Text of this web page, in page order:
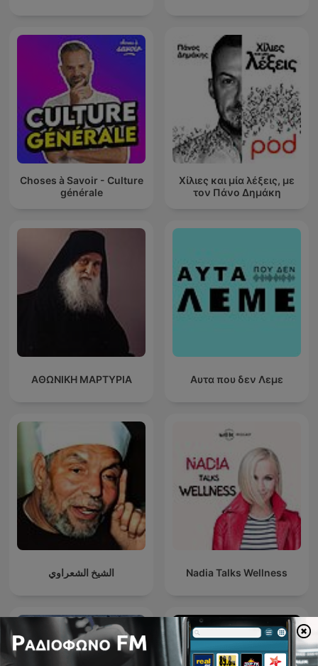
Choses à Savoir - Culture
générale
Χίλιες και μία λέξεις, με
τον Πάνο Δημάκη
ΑΘΩΝΙΚΗ ΜΑΡΤΥΡΙΑ Αυτα που δεν Λεμε
الشيخ الشعراوي Nadia Talks Wellness